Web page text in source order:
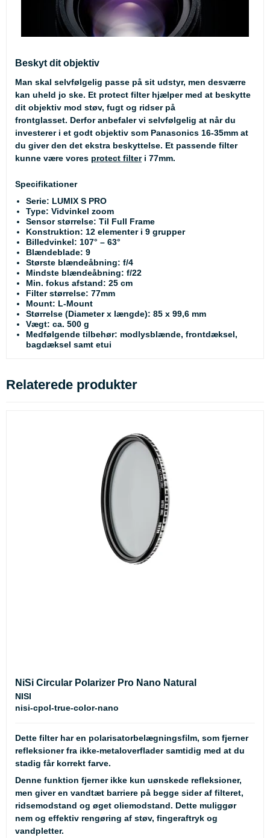
Beskyt dit objektiv
Man skal selvfølgelig passe på sit udstyr, men desværre
kan uheld jo ske. Et protect filter hjælper med at beskytte
dit objektiv mod støv, fugt og ridser på
frontglasset. Derfor anbefaler vi selvfølgelig at når du
investerer i et godt objektiv som Panasonics 16-35mm at
du giver den det ekstra beskyttelse. Et passende filter
kunne være vores protect filter i 77mm.
Specifikationer
Serie: LUMIX S PRO
Type: Vidvinkel zoom
Sensor størrelse: Til Full Frame
Konstruktion: 12 elementer i 9 grupper
Billedvinkel: 107° – 63°
Blændeblade: 9
Største blændeåbning: f/4
Mindste blændeåbning: f/22
Min. fokus afstand: 25 cm
Filter størrelse: 77mm
Mount: L-Mount
Størrelse (Diameter x længde): 85 x 99,6 mm
Vægt: ca. 500 g
Medfølgende tilbehør: modlysblænde, frontdæksel,
bagdæksel samt etui
Relaterede produkter
NiSi Circular Polarizer Pro Nano Natural
NISI
nisi-cpol-true-color-nano
Dette filter har en polarisatorbelægningsfilm, som fjerner
refleksioner fra ikke-metaloverflader samtidig med at du
stadig får korrekt farve.
Denne funktion fjerner ikke kun uønskede refleksioner,
men giver en vandtæt barriere på begge sider af filteret,
ridsemodstand og øget oliemodstand. Dette muliggør
nem og effektiv rengøring af støv, fingeraftryk og
vandpletter.